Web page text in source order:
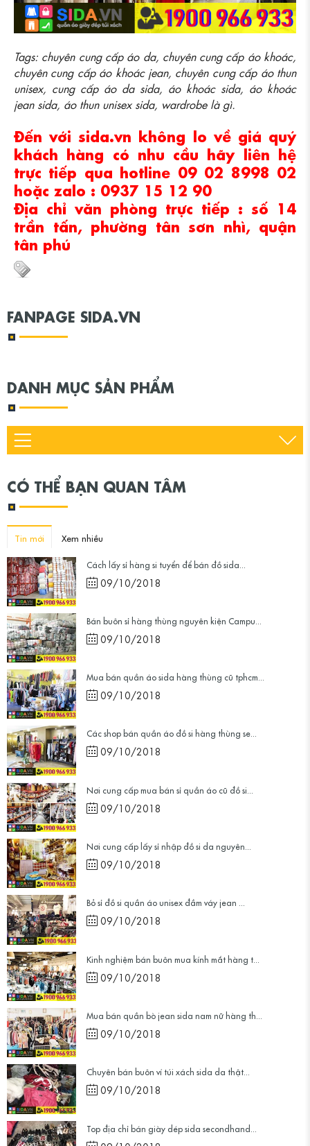
Tags: chuyên cung cấp áo da, chuyên cung cấp áo khoác,
chuyên cung cấp áo khoác jean, chuyên cung cấp áo thun
unisex, cung cấp áo da sida, áo khoác sida, áo khoác
jean sida, áo thun unisex sida, wardrobe là gì.
Đến với sida.vn không lo về giá quý
khách hàng có nhu cầu hãy liên hệ
trực tiếp qua hotline 09 02 8998 02
hoặc zalo : 0937 15 12 90
Địa chỉ văn phòng trực tiếp : số 14
trần tấn, phường tân sơn nhì, quận
tân phú
FANPAGE SIDA.VN
DANH MỤC SẢN PHẨM
CÓ THỂ BẠN QUAN TÂM
Tin mới Xem nhiều
Cách lấy sỉ hàng si tuyển để bán đồ sida...
09/10/2018
Bán buôn sỉ hàng thùng nguyên kiện Campu...
09/10/2018
Mua bán quần áo sida hàng thùng cũ tphcm...
09/10/2018
Các shop bán quần áo đồ si hàng thùng se...
09/10/2018
Nơi cung cấp mua bán sỉ quần áo cũ đồ si...
09/10/2018
Nơi cung cấp lấy sỉ nhập đồ si da nguyên...
09/10/2018
Bỏ sỉ đồ si quần áo unisex đầm váy jean ...
09/10/2018
Kinh nghiệm bán buôn mua kính mắt hàng t...
09/10/2018
Mua bán quần bò jean sida nam nữ hàng th...
09/10/2018
Chuyên bán buôn ví túi xách sida da thật...
09/10/2018
Top địa chỉ bán giày dép sida secondhand...